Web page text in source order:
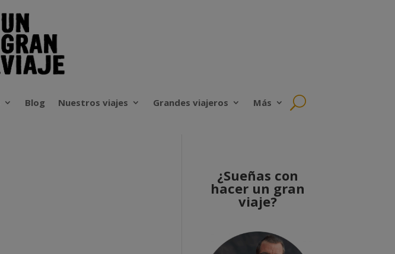
Blog Nuestros viajes Grandes viajeros Más
¿Sueñas con
hacer un gran
viaje?